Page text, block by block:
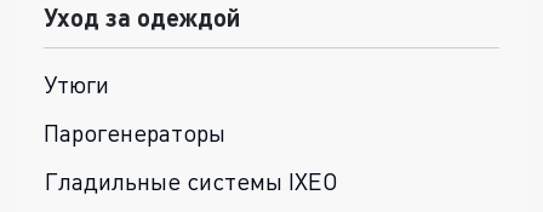
Уход за одеждой
Утюги
Парогенераторы
Гладильные системы IXEO